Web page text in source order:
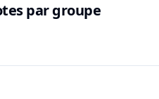
par groupe